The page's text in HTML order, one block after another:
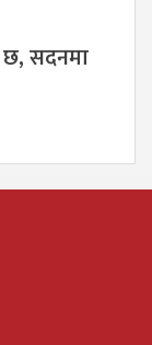
छ, सदनमा